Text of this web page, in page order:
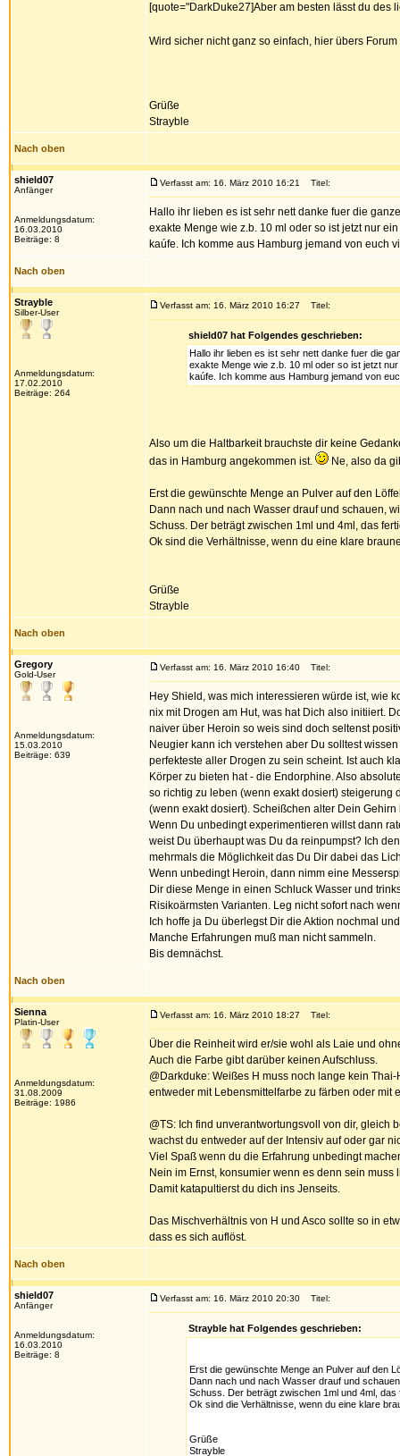
[quote="DarkDuke27]Aber am besten lässt du des
Wird sicher nicht ganz so einfach, hier übers Forum
Grüße
Strayble
Nach oben
shield07
Anfänger
Anmeldungsdatum:
16.03.2010
Beiträge: 8
Verfasst am: 16. März 2010 16:21 Titel:
Hallo ihr lieben es ist sehr nett danke fuer die
exakte Menge wie z.b. 10 ml oder so ist jetzt nur
kaúfe. Ich komme aus Hamburg jemand von euch
Nach oben
Strayble
Silber-User
Anmeldungsdatum:
17.02.2010
Beiträge: 264
Verfasst am: 16. März 2010 16:27 Titel:
shield07 hat Folgendes geschrieben:
Hallo ihr lieben es ist sehr nett danke fuer die
exakte Menge wie z.b. 10 ml oder so ist jetzt
kaúfe. Ich komme aus Hamburg jemand von
Also um die Haltbarkeit brauchste dir keine
das in Hamburg angekommen ist.
Ne, also da
Erst die gewünschte Menge an Pulver auf den
Dann nach und nach Wasser drauf und schauen,
Schuss. Der beträgt zwischen 1ml und 4ml, das
Ok sind die Verhältnisse, wenn du eine klare
Grüße
Strayble
Nach oben
Gregory
Gold-User
Anmeldungsdatum:
15.03.2010
Beiträge: 639
Verfasst am: 16. März 2010 16:40 Titel:
Hey Shield, was mich interessieren würde ist, wie
nix mit Drogen am Hut, was hat Dich also initiiert.
naiver über Heroin so weis sind doch seltenst
Neugier kann ich verstehen aber Du solltest
perfekteste aller Drogen zu sein scheint. Ist auch
Körper zu bieten hat - die Endorphine. Also
so richtig zu leben (wenn exakt dosiert)
(wenn exakt dosiert). Scheißchen alter Dein
Wenn Du unbedingt experimentieren willst dann
weist Du überhaupt was Du da reinpumpst? Ich
mehrmals die Möglichkeit das Du Dir dabei das
Wenn unbedingt Heroin, dann nimm eine
Dir diese Menge in einen Schluck Wasser und
Risikoärmsten Varianten. Leg nicht sofort nach
Ich hoffe ja Du überlegst Dir die Aktion nochmal
Manche Erfahrungen muß man nicht sammeln.
Bis demnächst.
Nach oben
Sienna
Platin-User
Anmeldungsdatum:
31.08.2009
Beiträge: 1986
Verfasst am: 16. März 2010 18:27 Titel:
Über die Reinheit wird er/sie wohl als Laie und
Auch die Farbe gibt darüber keinen Aufschluss.
@Darkduke: Weißes H muss noch lange kein
entweder mit Lebensmittelfarbe zu färben oder mit
@TS: Ich find unverantwortungsvoll von dir, gleich
wachst du entweder auf der Intensiv auf oder gar
Viel Spaß wenn du die Erfahrung unbedingt
Nein im Ernst, konsumier wenn es denn sein
Damit katapultierst du dich ins Jenseits.
Das Mischverhältnis von H und Asco sollte so in
dass es sich auflöst.
Nach oben
shield07
Anfänger
Anmeldungsdatum:
16.03.2010
Beiträge: 8
Verfasst am: 16. März 2010 20:30 Titel:
Strayble hat Folgendes geschrieben:
Erst die gewünschte Menge an Pulver auf den
Dann nach und nach Wasser drauf und
Schuss. Der beträgt zwischen 1ml und 4ml,
Ok sind die Verhältnisse, wenn du eine klare
Grüße
Strayble